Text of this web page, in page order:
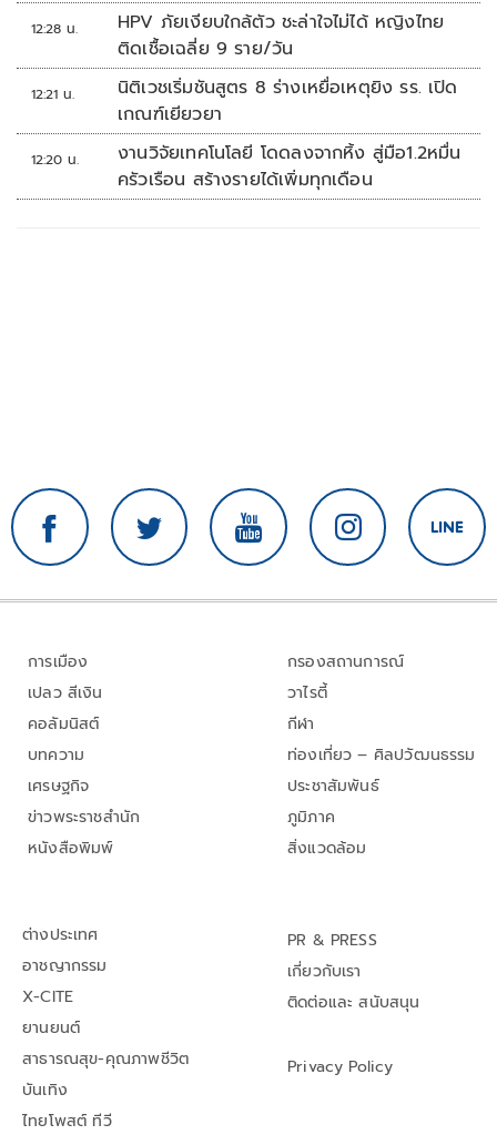
12:28 น.
HPV ภัยเงียบใกล้ตัว ชะล่าใจไม่ได้ หญิงไทย
ติดเชื้อเฉลี่ย 9 ราย/วัน
12:21 น.
นิติเวชเริ่มชันสูตร 8 ร่างเหยื่อเหตุยิง รร. เปิด
เกณฑ์เยียวยา
12:20 น.
งานวิจัยเทคโนโลยี โดดลงจากหิ้ง สู่มือ1.2หมื่น
ครัวเรือน สร้างรายได้เพิ่มทุกเดือน
การเมือง
เปลว สีเงิน
คอลัมนิสต์
บทความ
เศรษฐกิจ
ข่าวพระราชสำนัก
หนังสือพิมพ์
กรองสถานการณ์
วาไรตี้
กีฬา
ท่องเที่ยว – ศิลปวัฒนธรรม
ประชาสัมพันธ์
ภูมิภาค
สิ่งแวดล้อม
ต่างประเทศ
อาชญากรรม
X-CITE
ยานยนต์
สาธารณสุข-คุณภาพชีวิต
บันเทิง
ไทยโพสต์ ทีวี
PR & PRESS
เกี่ยวกับเรา
ติดต่อและ สนับสนุน
Privacy Policy